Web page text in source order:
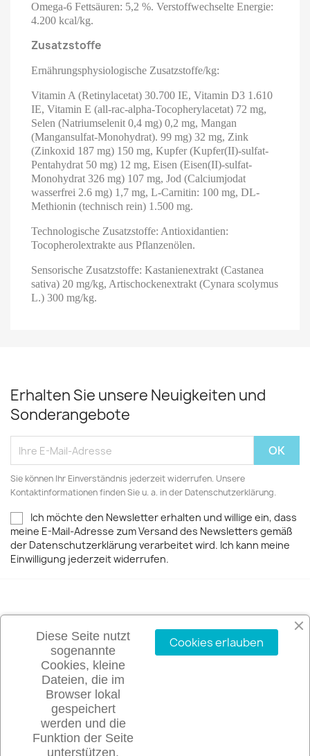
Omega-6 Fettsäuren: 5,2 %. Verstoffwechselte Energie:
4.200 kcal/kg.
Zusatzstoffe
Ernährungsphysiologische Zusatzstoffe/kg:
Vitamin A (Retinylacetat) 30.700 IE, Vitamin D3 1.610
IE, Vitamin E (all-rac-alpha-Tocopherylacetat) 72 mg,
Selen (Natriumselenit 0,4 mg) 0,2 mg, Mangan
(Mangansulfat-Monohydrat). 99 mg) 32 mg, Zink
(Zinkoxid 187 mg) 150 mg, Kupfer (Kupfer(II)-sulfat-
Pentahydrat 50 mg) 12 mg, Eisen (Eisen(II)-sulfat-
Monohydrat 326 mg) 107 mg, Jod (Calciumjodat
wasserfrei 2.6 mg) 1,7 mg, L-Carnitin: 100 mg, DL-
Methionin (technisch rein) 1.500 mg.
Technologische Zusatzstoffe: Antioxidantien:
Tocopherolextrakte aus Pflanzenölen.
Sensorische Zusatzstoffe: Kastanienextrakt (Castanea
sativa) 20 mg/kg, Artischockenextrakt (Cynara scolymus
L.) 300 mg/kg.
Erhalten Sie unsere Neuigkeiten und
Sonderangebote
Sie können Ihr Einverständnis jederzeit widerrufen. Unsere
Kontaktinformationen finden Sie u. a. in der Datenschutzerklärung.
Ich möchte den Newsletter erhalten und willige ein, dass
meine E-Mail-Adresse zum Versand des Newsletters gemäß
der Datenschutzerklärung verarbeitet wird. Ich kann meine
Einwilligung jederzeit widerrufen.
ARTIKEL 
UNTERNEHMEN
IHR KONTO
SHOP-EINSTELLUNGEN
Diese Seite nutzt
sogenannte
Cookies, kleine
Dateien, die im
Browser lokal
gespeichert
werden und die
Funktion der Seite
unterstützen.
Cookies erlauben